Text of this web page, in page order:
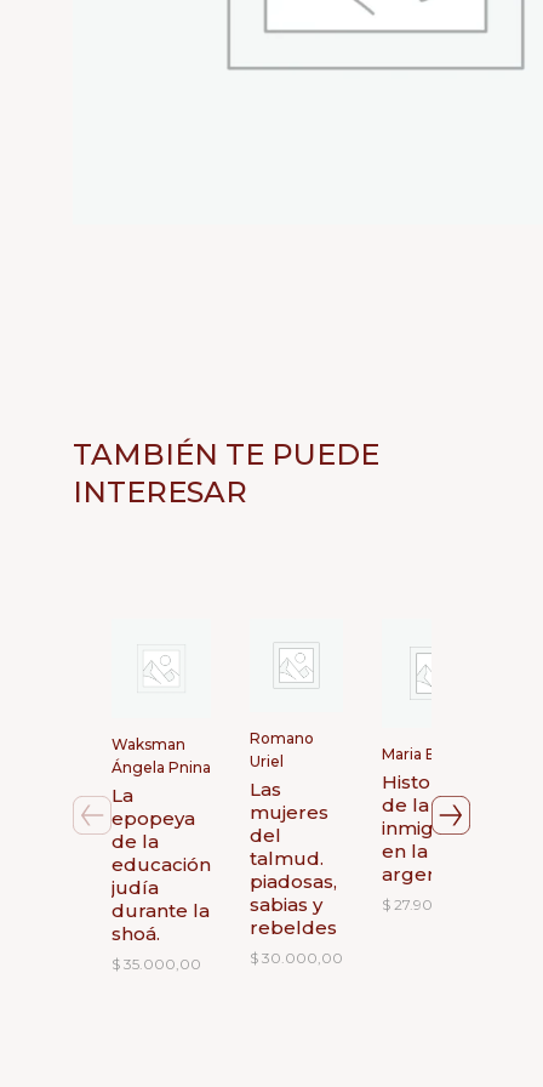
TAMBIÉN TE PUEDE
INTERESAR
Waksman
Ángela Pnina
La
epopeya
de la
educación
judía
durante la
shoá.
$ 35.000,00
Romano
Uriel
Las
mujeres
del
talmud.
piadosas,
sabias y
rebeldes
$ 30.000,00
Maria Bjerg
Historias
de la
inmigración
en la
argentina
$ 27.900,00